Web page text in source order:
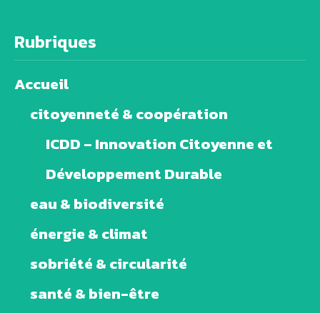
Rubriques
Accueil
citoyenneté & coopération
ICDD – Innovation Citoyenne et
Développement Durable
eau & biodiversité
énergie & climat
sobriété & circularité
santé & bien-être